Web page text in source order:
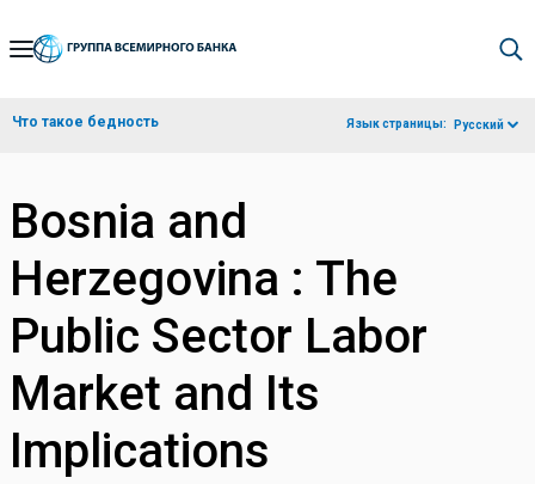
Skip
Navigation
Что такое бедность Язык страницы: Русский
Bosnia and
Herzegovina : The
Public Sector Labor
Market and Its
Implications